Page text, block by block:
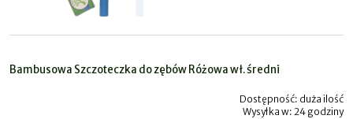
Bambusowa Szczoteczka do zębów Różowa wł. średni
Dostępność: duża ilość
Wysyłka w: 24 godziny